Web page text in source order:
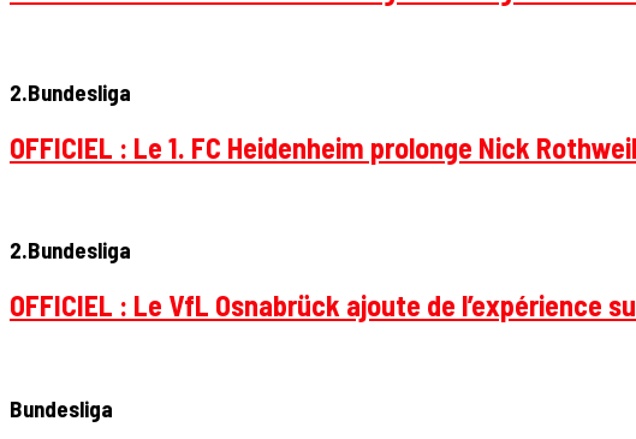
2.Bundesliga
OFFICIEL : Le 1. FC Heidenheim prolonge Nick
2.Bundesliga
OFFICIEL : Le VfL Osnabrück ajoute de l’expérience
Bundesliga